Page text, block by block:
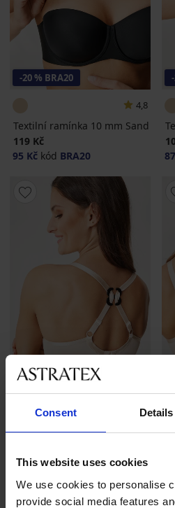
Consent Details
This website uses cookies
We use cookies to personalise
provide social media features
-20 % BRA20
4,8
Textilní ramínka 10 mm Sand
119 Kč
95 Kč kód BRA20
-20 % BRA20